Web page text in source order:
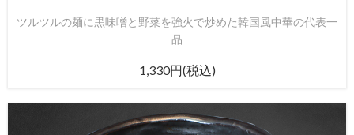
ツルツルの麺に黒味噌と野菜を強火で炒めた韓国風中華の代表一
品
1,330円(税込)